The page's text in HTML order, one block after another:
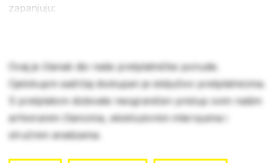
zapanjuju:
Ovaj je članak dio naše pretplatničke ponude.
Cjelokupni sadržaj dostupan je isključivo pretplatnicima.
S pretplatom dobivate neograničen pristup svim našim
arhiviranim člancima, ekskluzivnim intervjuima i
stručnim analizama.